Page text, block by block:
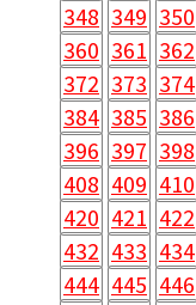
348 349 350
360 361 362
372 373 374
384 385 386
396 397 398
408 409 410
420 421 422
432 433 434
444 445 446